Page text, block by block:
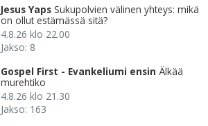
Jesus Yaps Sukupolvien välinen yhteys: mikä
on ollut estämässä sitä?
4.8.26 klo 22.00
Jakso: 8
Gospel First - Evankeliumi ensin Älkää
murehtiko
4.8.26 klo 21.30
Jakso: 163